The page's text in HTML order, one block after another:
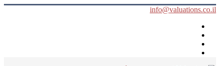
info@valuations.co.il